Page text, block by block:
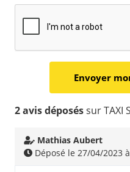
2 avis déposéssur TAXI
Mathias Aubert
Déposé le 27/04/2023